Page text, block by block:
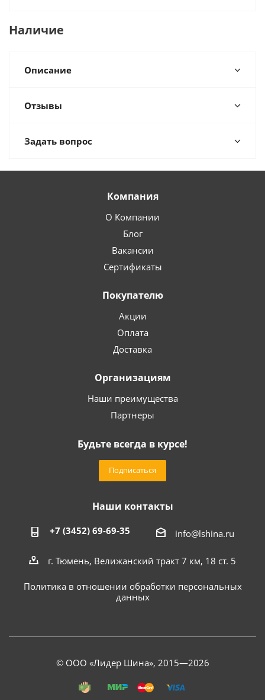
Наличие
Описание
Отзывы
Задать вопрос
Компания
О Компании
Блог
Вакансии
Сертификаты
Покупателю
Акции
Оплата
Доставка
Организациям
Наши преимущества
Партнеры
Будьте всегда в курсе!
Подписаться
Наши контакты
+7 (3452) 69-69-35 info@lshina.ru
г. Тюмень, Велижанский тракт 7 км, 18 ст. 5
Политика в отношении обработки персональных
данных
© ООО «Лидер Шина», 2015—2026